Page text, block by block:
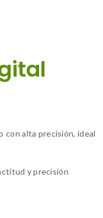
con alta precisión, ideal
y precisión